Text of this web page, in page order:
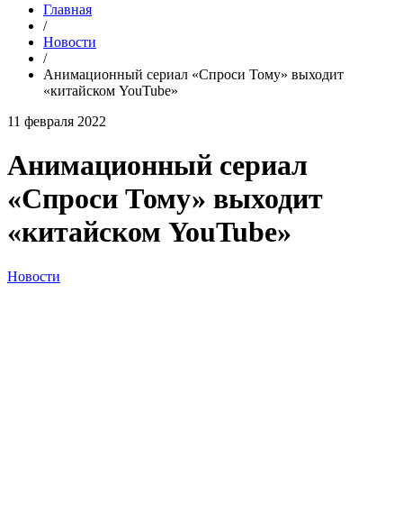
Главная
/
Новости
/
Анимационный сериал «Спроси Тому» выходит
«китайском YouTube»
11 февраля 2022
Анимационный сериал
«Спроси Тому» выходит
«китайском YouTube»
Новости